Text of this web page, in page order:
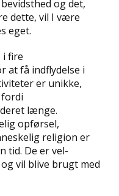
og det,
dette, vil I være
eget.
i fire
at få indflydelse i
er unikke,
længe.
opførsel,
religion er
tid. De er vel-
vil blive brugt med